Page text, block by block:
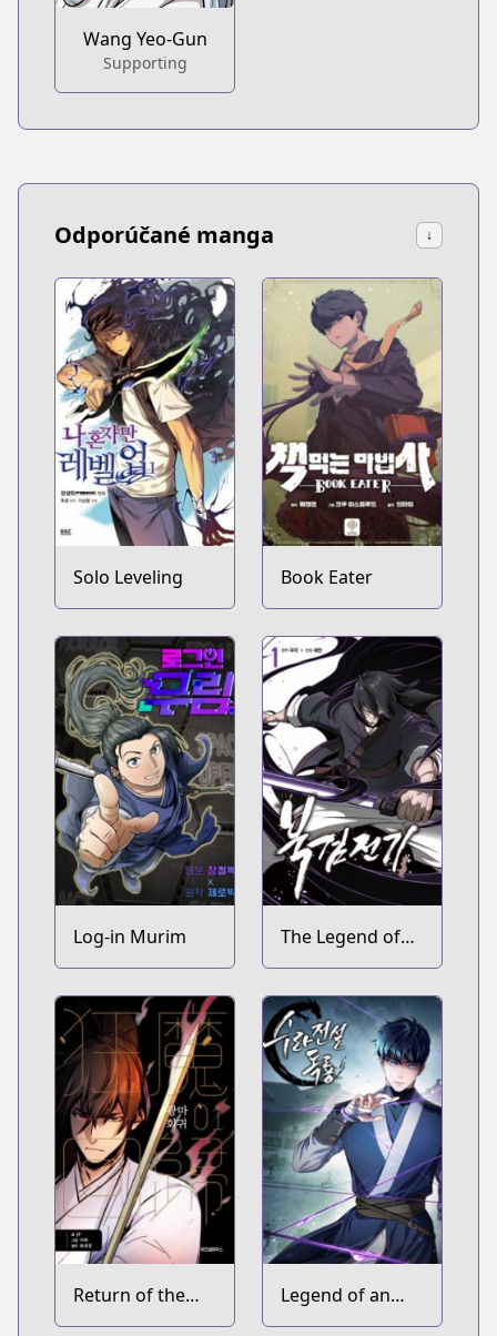
Wang Yeo-Gun
Supporting
Odporúčané manga ↓
Solo Leveling Book Eater
Log-in Murim
The Legend of
the Northern
Blade
Return of the
Mad Demon
Legend of an
Asura: The